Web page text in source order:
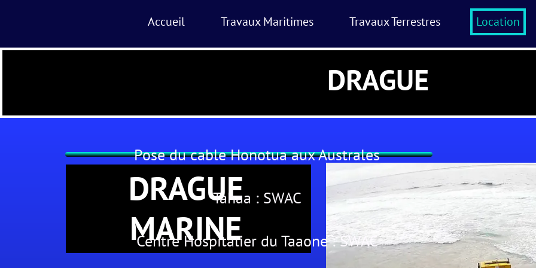
Accueil Travaux Maritimes Travaux Terrestres Location
Pose du cable Honotua aux Australes
Tahaa : SWAC
Centre Hospitalier du Taaone : SWAC
DRAGUE
DRAGUE
MARINE